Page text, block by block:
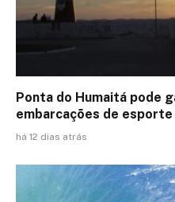
Ponta do Humaitá pode
embarcações de esporte
há 12 dias atrás